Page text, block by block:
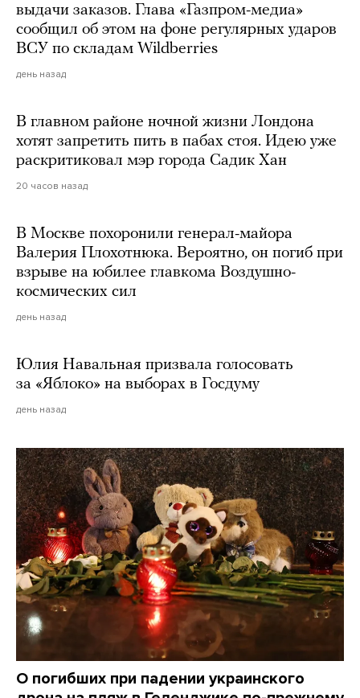
выдачи заказов. Глава «Газпром-медиа»
сообщил об этом на фоне регулярных ударов
ВСУ по складам Wildberries
день назад
В главном районе ночной жизни Лондона
хотят запретить пить в пабах стоя. Идею уже
раскритиковал мэр города Садик Хан
20 часов назад
В Москве похоронили генерал-майора
Валерия Плохотнюка. Вероятно, он погиб при
взрыве на юбилее главкома Воздушно-
космических сил
день назад
Юлия Навальная призвала голосовать
за «Яблоко» на выборах в Госдуму
день назад
О погибших при падении украинского